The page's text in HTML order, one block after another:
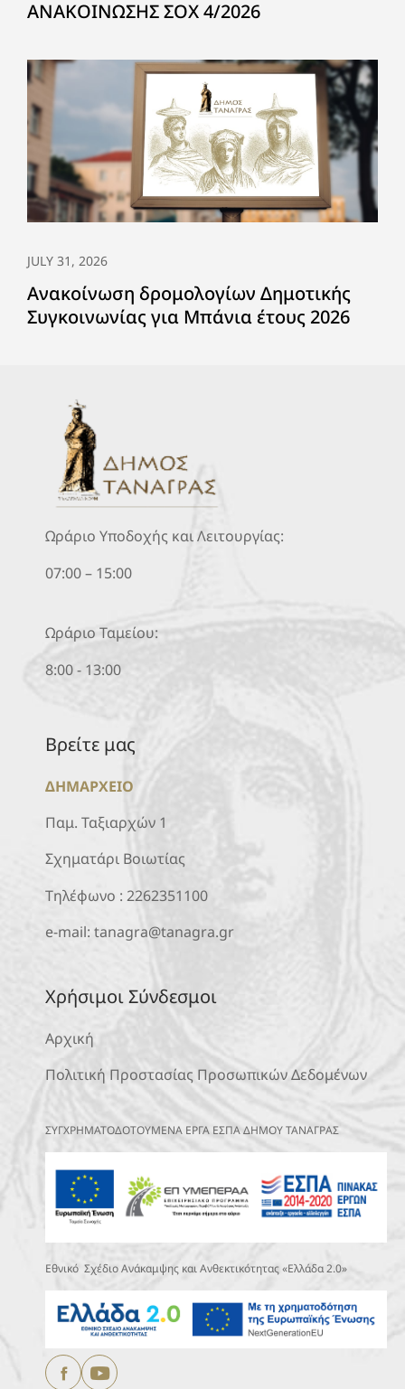
ΑΝΑΚΟΙΝΩΣΗΣ ΣΟΧ 4/2026
JULY 31, 2026
Ανακοίνωση δρομολογίων Δημοτικής
Συγκοινωνίας για Μπάνια έτους 2026
Ωράριο Υποδοχής και Λειτουργίας:
07:00 – 15:00
Ωράριο Ταμείου:
8:00 - 13:00
Βρείτε μας
ΔΗΜΑΡΧΕΙΟ
Παμ. Ταξιαρχών 1
Σχηματάρι Βοιωτίας
Τηλέφωνο : 2262351100
e-mail: tanagra@tanagra.gr
Χρήσιμοι Σύνδεσμοι
Αρχική
Πολιτική Προστασίας Προσωπικών Δεδομένων
ΣΥΓΧΡΗΜΑΤΟΔΟΤΟΥΜΕΝΑ ΕΡΓΑ ΕΣΠΑ ΔΗΜΟΥ ΤΑΝΑΓΡΑΣ
Εθνικό Σχέδιο Ανάκαμψης και Ανθεκτικότητας «Ελλάδα 2.0»